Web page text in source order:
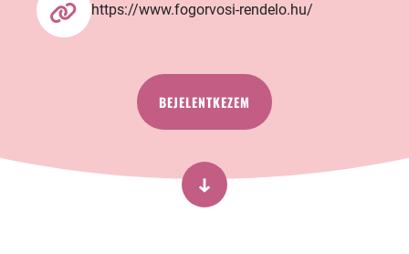
https://www.fogorvosi-rendelo.hu/
BEJELENTKEZEM